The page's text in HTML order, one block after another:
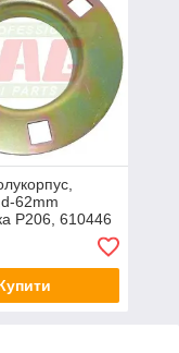
62mm
P206, 610446